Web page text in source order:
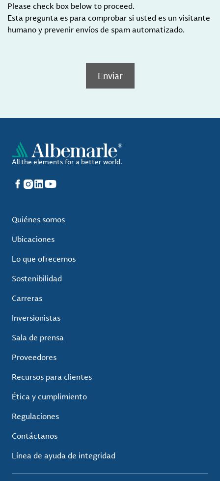
Please check box below to proceed.
Esta pregunta es para comprobar si usted es un visitante
humano y prevenir envíos de spam automatizado.
Enviar
All the elements for a better world.
Facebook
Instagram
LinkedIn
YouTube
Quiénes somos
Ubicaciones
Lo que ofrecemos
Sostenibilidad
Carreras
Inversionistas
Sala de prensa
Proveedores
Recursos para clientes
Ética y cumplimiento
Regulaciones
Contáctanos
Línea de ayuda de integridad